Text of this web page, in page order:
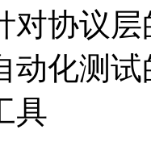
对协议
动化测
具